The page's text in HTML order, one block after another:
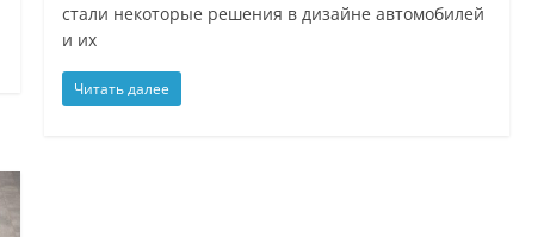
стали некоторые решения в дизайне автомобилей
и их
Читать далее